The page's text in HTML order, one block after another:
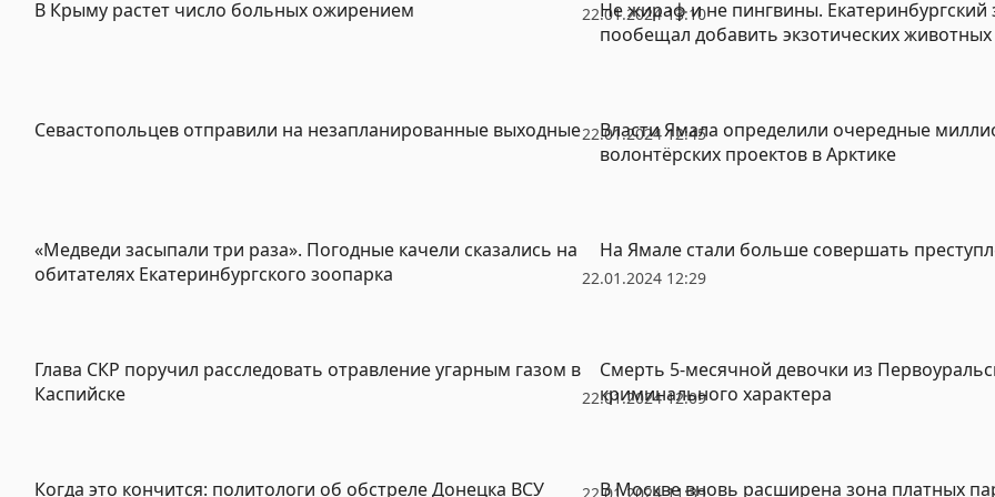
22.01.2024 13:10
В Крыму растет число больных ожирением
Не жираф и не пингвины. Екатеринбургский
пообещал добавить экзотических
22.01.2024 12:45
Севастопольцев отправили на незапланированные выходные
Власти Ямала определили очередные
волонтёрских проектов в Арктике
22.01.2024 12:29
«Медведи засыпали три раза». Погодные качели сказались на
обитателях Екатеринбургского зоопарка
На Ямале стали больше совершать
22.01.2024 12:09
Глава СКР поручил расследовать отравление угарным газом в
Каспийске
Смерть 5-месячной девочки из
криминального характера
Когда это кончится: политологи об обстреле Донецка ВСУ В Москве вновь расширена зона платных